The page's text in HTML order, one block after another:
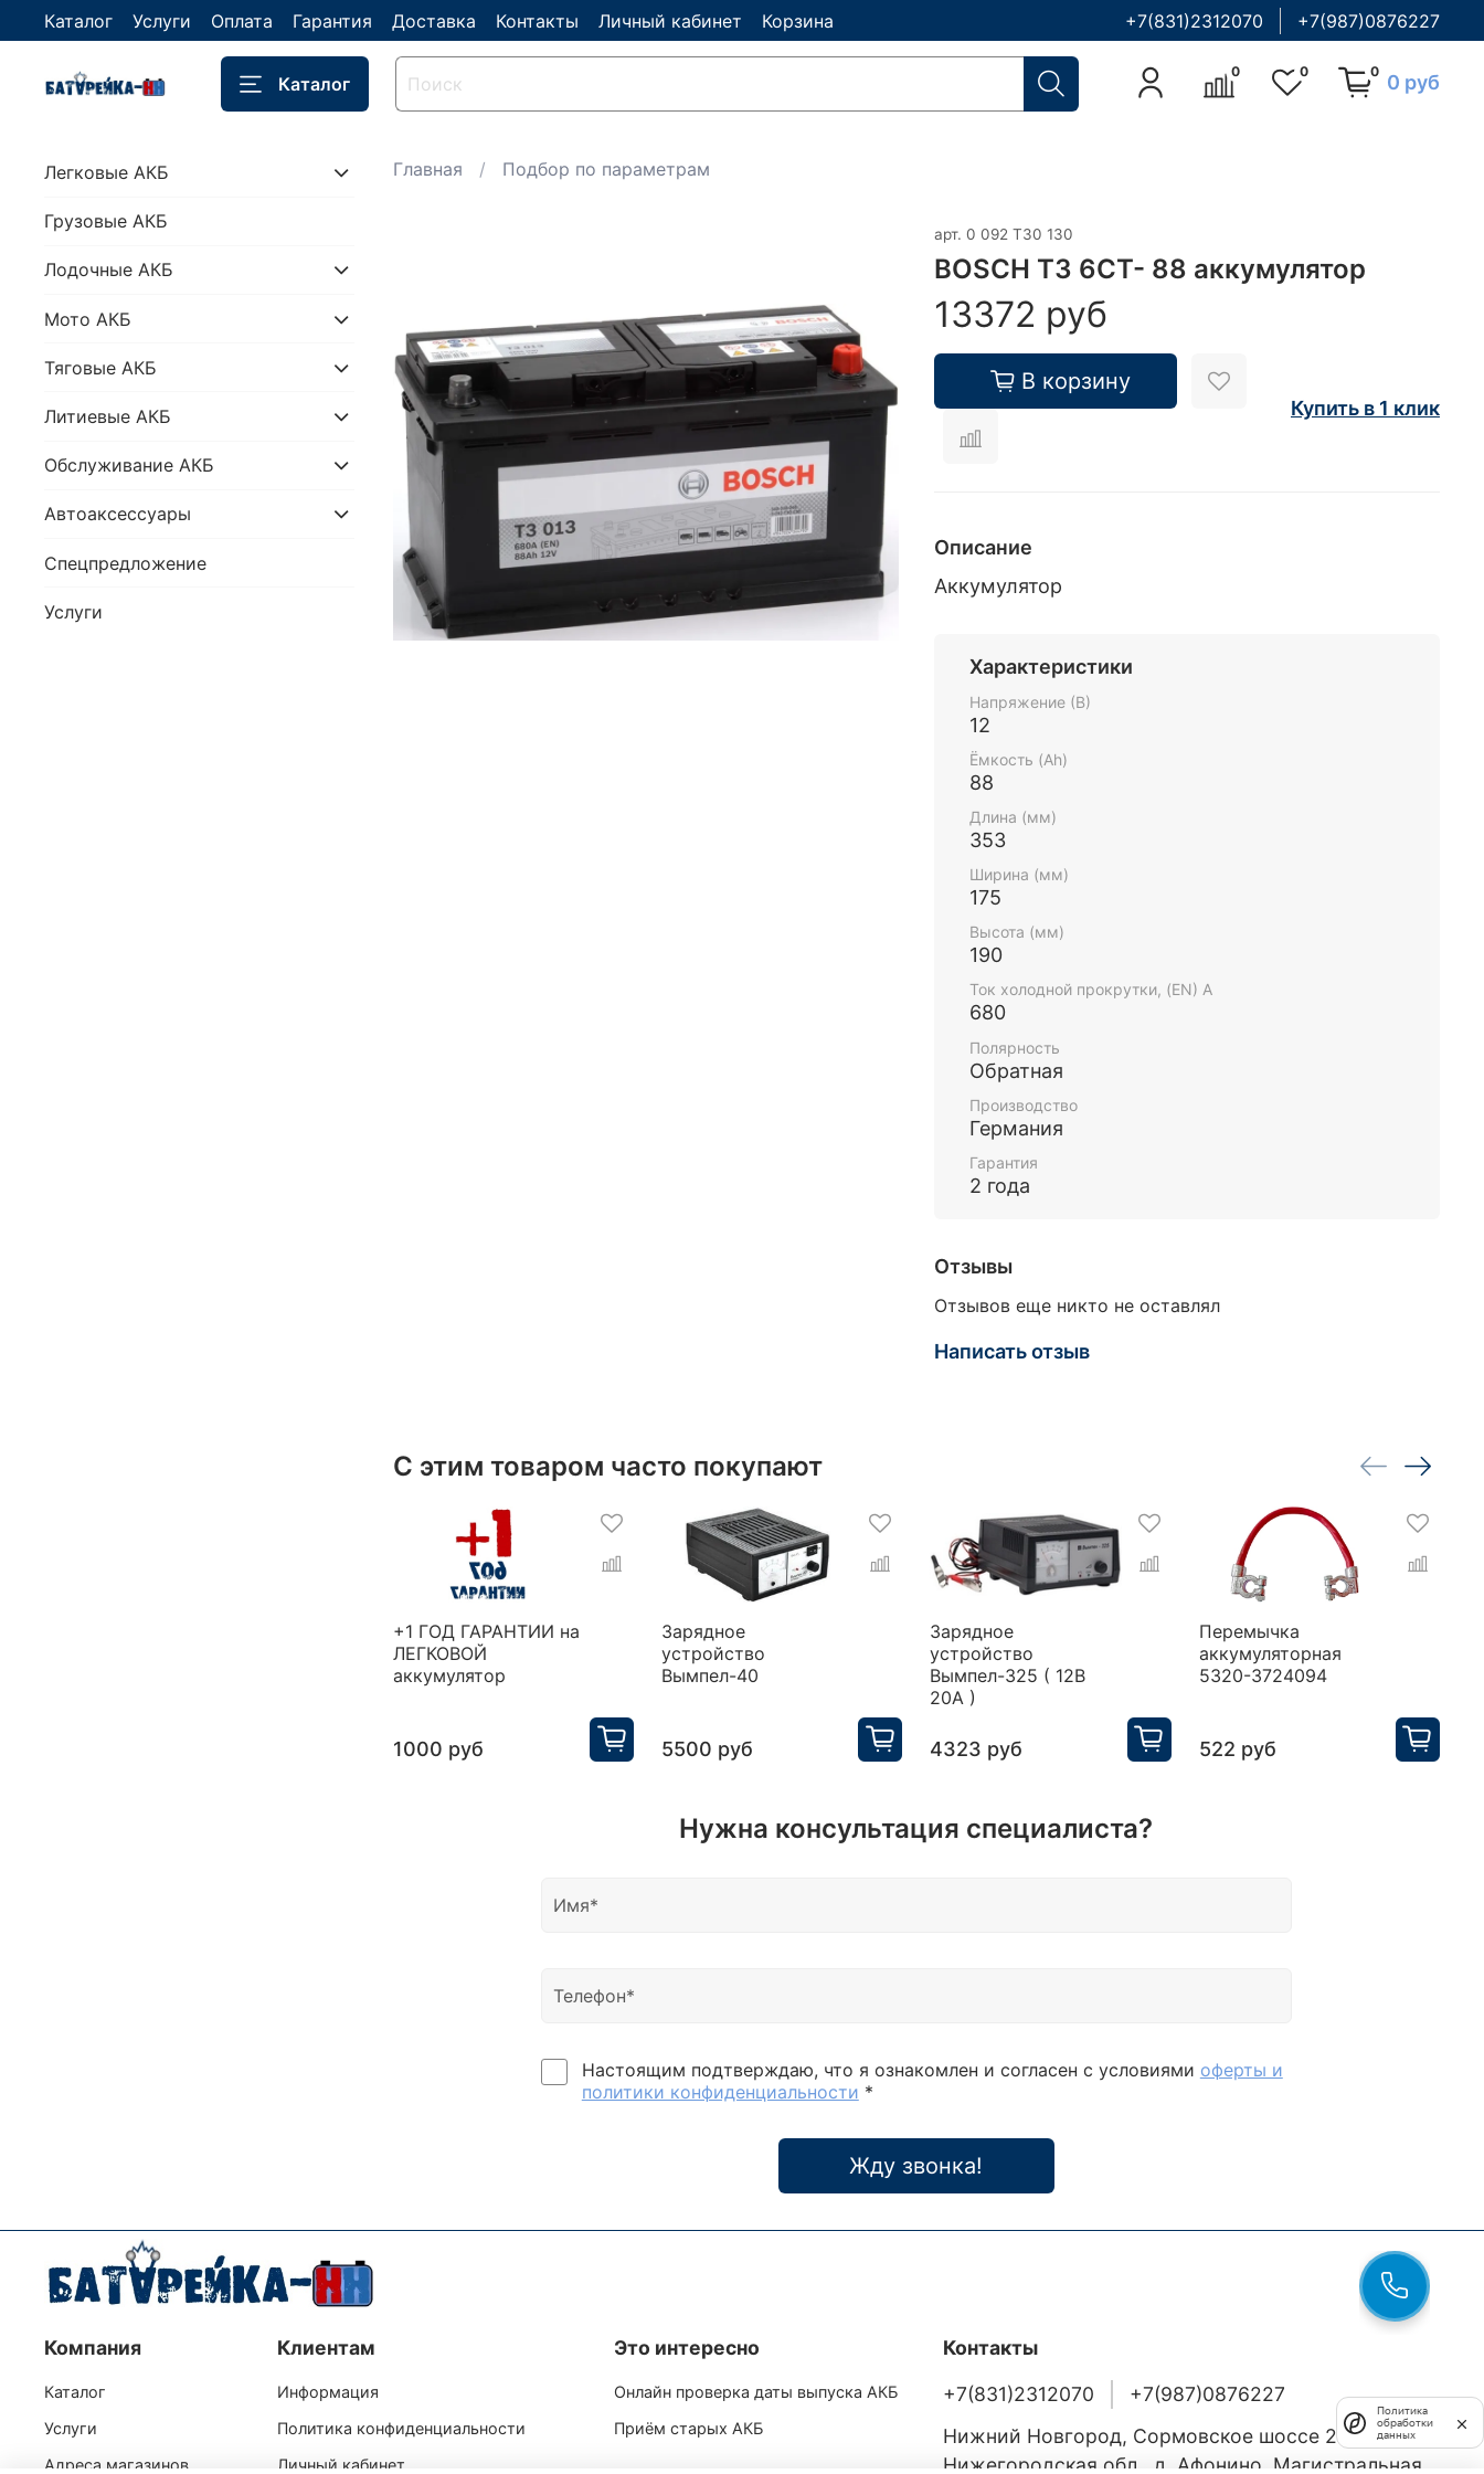
Каталог Услуги Оплата Гарантия Доставка Контакты Личный кабинет Корзина +7(831)2312070 +7(987)0876227
Каталог
0 0 0 0 руб
Главная Подбор по параметрам
арт. 0 092 T30 130
BOSCH T3 6CT- 88 аккумулятор
13372 руб
В корзину
Купить в 1 клик
Описание
Аккумулятор
Характеристики
Напряжение (В)
12
Ёмкость (Ah)
88
Длина (мм)
353
Ширина (мм)
175
Высота (мм)
190
Ток холодной прокрутки, (EN) А
680
Полярность
Обратная
Производство
Германия
Гарантия
2 года
Отзывы
Отзывов еще никто не оставлял
Написать отзыв
С этим товаром часто покупают
+1 ГОД ГАРАНТИИ на
ЛЕГКОВОЙ
аккумулятор
1000 руб
Зарядное
устройство
Вымпел-40
5500 руб
Зарядное
устройство
Вымпел-325 ( 12В
20А )
4323 руб
Перемычка
аккумуляторная
5320-3724094
522 руб
Нужна консультация специалиста?
Настоящим подтверждаю, что я ознакомлен и согласен с условиями оферты и
политики конфиденциальности *
Жду звонка!
Легковые АКБ
Грузовые АКБ
Лодочные АКБ
Мото АКБ
Тяговые АКБ
Литиевые АКБ
Обслуживание АКБ
Автоаксессуары
Спецпредложение
Услуги
Компания
Каталог
Услуги
Адреса магазинов
Клиентам
Информация
Политика конфиденциальности
Личный кабинет
Это интересно
Онлайн проверка даты выпуска АКБ
Приём старых АКБ
Контакты
+7(831)2312070
+7(987)0876227
Нижний Новгород, Сормовское шоссе 24/36
Нижегородская обл., д. Афонино, Магистральная
Политика
обработки
данных